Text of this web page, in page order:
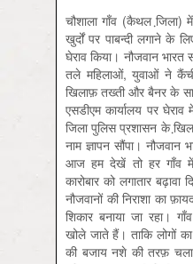
चौशाला गाँव (कैथल
खुर्दों पर पाबन्दी लगाने के
घेराव किया। नौजवान भारत
तले महिलाओं, युवाओं ने
खि़लाफ़ तख्ती और बैनर के
एसडीएम कार्यालय पर
जि़ला पुलिस प्रशासन के
नाम ज्ञापन सौंपा। नौजवान
आज हम देखें तो हर गाँव
कारोबार को लगातार
नौजवानों की निराशा का
शिकार बनाया जा रहा।
खोले जाते हैं। ताकि लोगों
की बजाय नशे की तरफ़